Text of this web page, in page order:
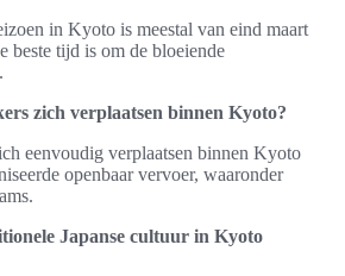
in Kyoto is meestal van eind maart
beste tijd is om de bloeiende
zich verplaatsen binnen Kyoto?
eenvoudig verplaatsen binnen Kyoto
openbaar vervoer, waaronder
Japanse cultuur in Kyoto